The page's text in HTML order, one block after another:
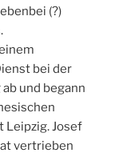
(?)
bei der
und begann
Leipzig. Josef
vertrieben